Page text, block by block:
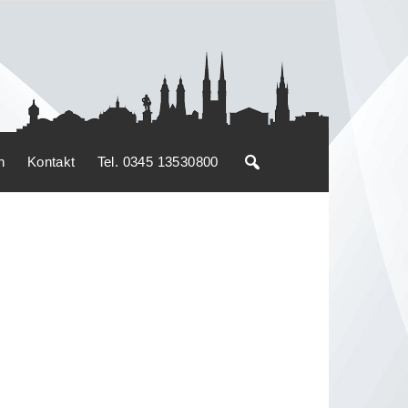
Kontakt Tel. 0345 13530800